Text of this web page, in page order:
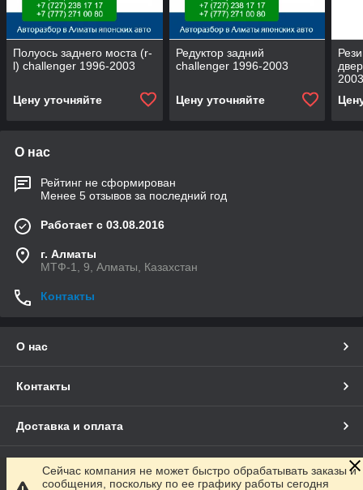
Полуось заднего моста (r-
l) challenger 1996-2003
Цену уточняйте
Редуктор задний
challenger 1996-2003
Цену уточняйте
О нас
Рейтинг не сформирован
Менее 5 отзывов за последний год
Работает с 03.08.2016
г. Алматы
МТФ-1, 9, Алматы, Казахстан
Контакты
О нас
Контакты
Доставка и оплата
Полная версия сайта
Сейчас компания не может быстро обрабатывать заказы и
сообщения, поскольку по ее графику работы сегодня